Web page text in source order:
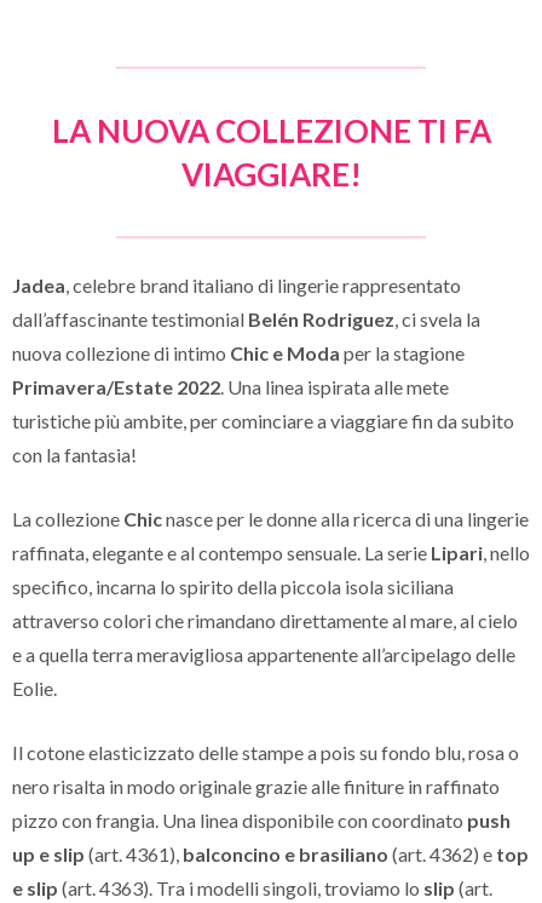
LA NUOVA COLLEZIONE TI FA
VIAGGIARE!
Jadea, celebre brand italiano di lingerie rappresentato
dall’affascinante testimonial Belén Rodriguez, ci svela la
nuova collezione di intimo Chic e Moda per la stagione
Primavera/Estate 2022. Una linea ispirata alle mete
turistiche più ambite, per cominciare a viaggiare fin da subito
con la fantasia!
La collezione Chicnasce per le donne alla ricerca di una lingerie
raffinata, elegante e al contempo sensuale. La serie Lipari, nello
specifico, incarna lo spirito della piccola isola siciliana
attraverso colori che rimandano direttamente al mare, al cielo
e a quella terra meravigliosa appartenente all’arcipelago delle
Eolie.
Il cotone elasticizzato delle stampe a pois su fondo blu, rosa o
nero risalta in modo originale grazie alle finiture in raffinato
pizzo con frangia. Una linea disponibile con coordinato push
up e slip (art. 4361), balconcino e brasiliano (art. 4362) e top
e slip (art. 4363). Tra i modelli singoli, troviamo lo slip (art.